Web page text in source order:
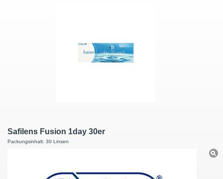
Safilens Fusion 1day 30er
Packungsinhalt: 30 Linsen